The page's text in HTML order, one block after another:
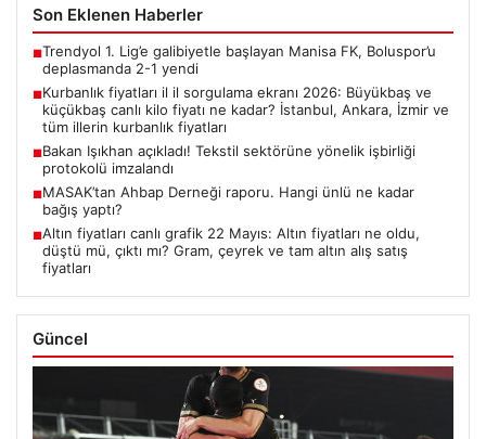
Son Eklenen Haberler
■Trendyol 1. Lig’e galibiyetle başlayan Manisa FK, Boluspor’u
deplasmanda 2-1 yendi
■Kurbanlık fiyatları il il sorgulama ekranı 2026: Büyükbaş ve
küçükbaş canlı kilo fiyatı ne kadar? İstanbul, Ankara, İzmir ve
tüm illerin kurbanlık fiyatları
■Bakan Işıkhan açıkladı! Tekstil sektörüne yönelik işbirliği
protokolü imzalandı
■MASAK’tan Ahbap Derneği raporu. Hangi ünlü ne kadar
bağış yaptı?
■Altın fiyatları canlı grafik 22 Mayıs: Altın fiyatları ne oldu,
düştü mü, çıktı mı? Gram, çeyrek ve tam altın alış satış
fiyatları
Güncel